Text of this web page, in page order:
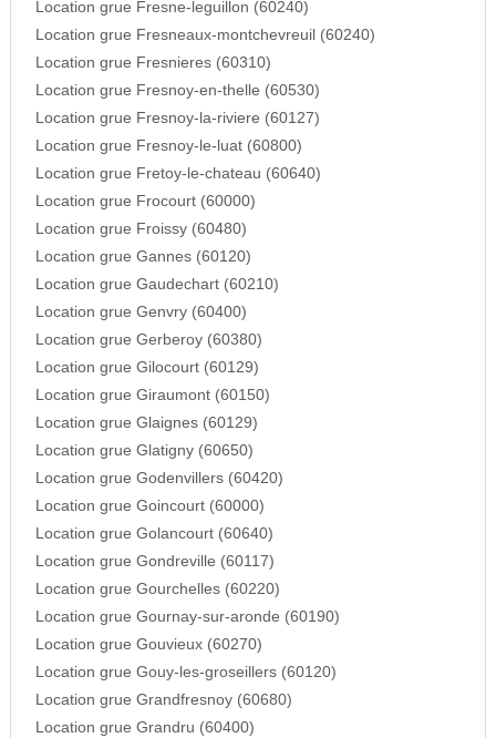
Location grue Fresne-leguillon (60240)
Location grue Fresneaux-montchevreuil (60240)
Location grue Fresnieres (60310)
Location grue Fresnoy-en-thelle (60530)
Location grue Fresnoy-la-riviere (60127)
Location grue Fresnoy-le-luat (60800)
Location grue Fretoy-le-chateau (60640)
Location grue Frocourt (60000)
Location grue Froissy (60480)
Location grue Gannes (60120)
Location grue Gaudechart (60210)
Location grue Genvry (60400)
Location grue Gerberoy (60380)
Location grue Gilocourt (60129)
Location grue Giraumont (60150)
Location grue Glaignes (60129)
Location grue Glatigny (60650)
Location grue Godenvillers (60420)
Location grue Goincourt (60000)
Location grue Golancourt (60640)
Location grue Gondreville (60117)
Location grue Gourchelles (60220)
Location grue Gournay-sur-aronde (60190)
Location grue Gouvieux (60270)
Location grue Gouy-les-groseillers (60120)
Location grue Grandfresnoy (60680)
Location grue Grandru (60400)